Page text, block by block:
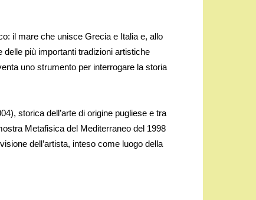
il mare che unisce Grecia e Italia e, allo
più importanti tradizioni artistiche
uno strumento per interrogare la storia
storica dell’arte di origine pugliese e tra
Metafisica del Mediterraneo del 1998
dell’artista, inteso come luogo della